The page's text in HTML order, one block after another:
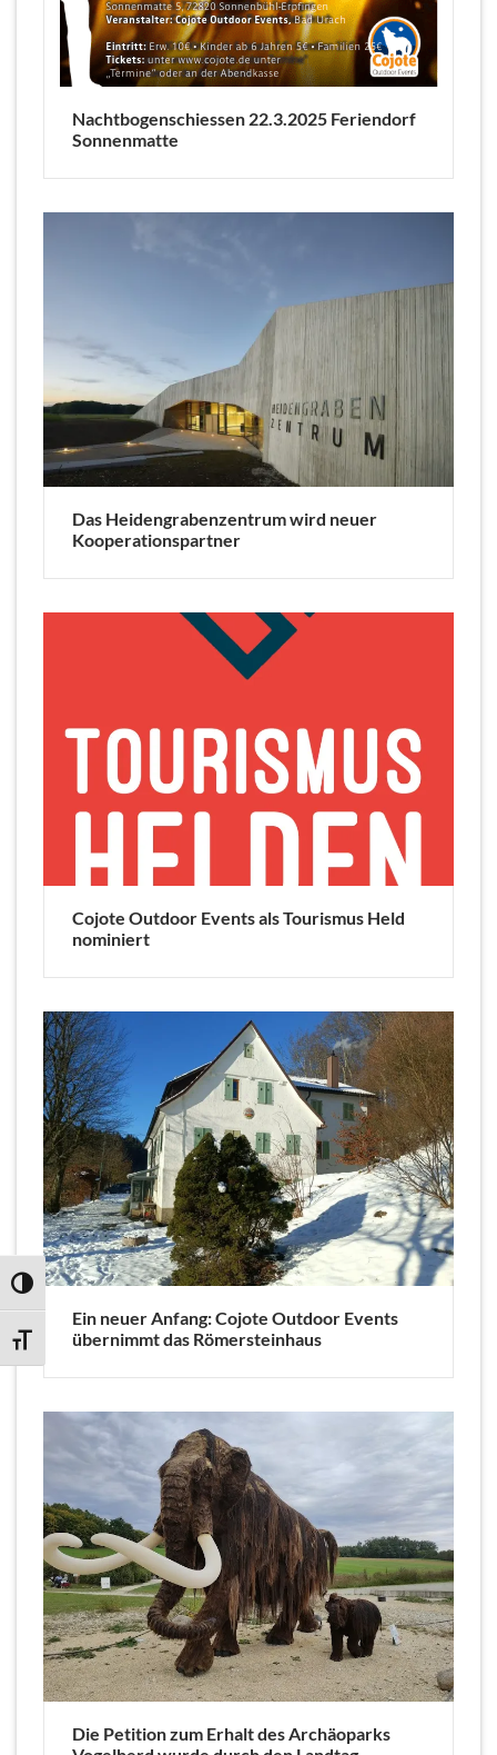
UMSCHALTEN AUF HOHE KONTRASTE
SCHRIFT VERGRÖSSERN
Nachtbogenschiessen 22.3.2025 Feriendorf
Sonnenmatte
Das Heidengrabenzentrum wird neuer
Kooperationspartner
Cojote Outdoor Events als Tourismus Held
nominiert
Ein neuer Anfang: Cojote Outdoor Events
übernimmt das Römersteinhaus
Die Petition zum Erhalt des Archäoparks